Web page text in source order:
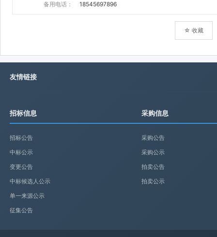
备用电话： 18545697896
☆ 收藏
友情链接
招标信息
招标公告
中标公示
变更公告
中标候选人公示
单一来源公示
征集公告
采购信息
采购公告
采购公示
拍卖公告
拍卖公示